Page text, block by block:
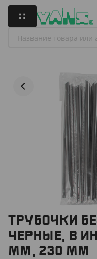
ТРУБОЧКИ
ЧЕРНЫЕ, В
ММ, 230 ММ